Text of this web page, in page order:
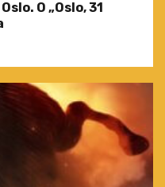
O „Oslo, 31